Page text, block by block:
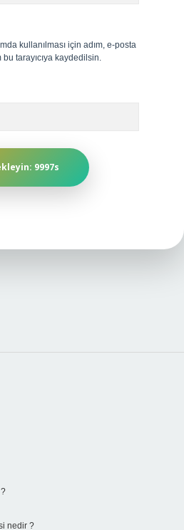
kullanılması için adım, e-posta
tarayıcıya kaydedilsin.
nedir ?